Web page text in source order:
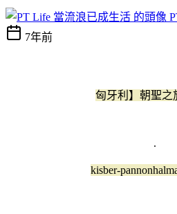
7年前
匈牙利】朝聖之
.
kisber-